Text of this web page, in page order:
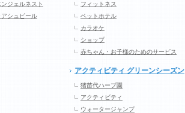
ジェルネスト
シュピール
フィットネス
ペットホテル
カラオケ
ショップ
赤ちゃん・お子様のためのサービス
アクティビティ グリーンシーズン
猪苗代ハーブ園
アクティビティ
ウォータージャンプ